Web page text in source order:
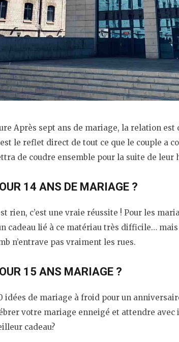
Après sept ans de mariage, la relation est
le reflet direct de tout ce que le couple a
de coudre ensemble pour la suite de leur
14 ANS DE MARIAGE ?
rien, c’est une vraie réussite ! Pour les
cadeau lié à ce matériau très difficile… mais
n’entrave pas vraiment les rues.
15 ANS MARIAGE ?
idées de mariage à froid pour un
votre mariage enneigé et attendre
cadeau?